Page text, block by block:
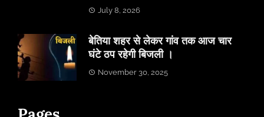
July 8, 2026
बेतिया शहर से लेकर गांव तक आज चार
घंटे ठप रहेगी बिजली ।
November 30, 2025